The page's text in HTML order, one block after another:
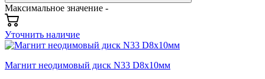
Максимальное значение -
Уточнить наличие
Магнит неодимовый диск N33 D8х10мм